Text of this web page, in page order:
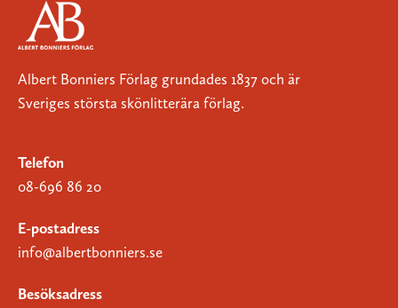
Albert Bonniers Förlag grundades 1837 och är
Sveriges största skönlitterära förlag.
Telefon
08-696 86 20
E-postadress
info@albertbonniers.se
Besöksadress